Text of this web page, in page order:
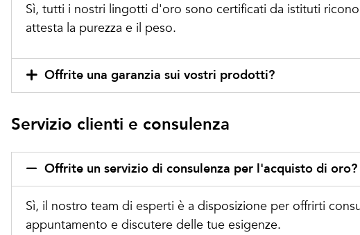
Sì, tutti i nostri lingotti d'oro sono certificati da istituti
attesta la purezza e il peso.
Offrite una garanzia sui vostri prodotti?
Servizio clienti e consulenza
Offrite un servizio di consulenza per l'acquisto di oro?
Sì, il nostro team di esperti è a disposizione per offrirti
appuntamento e discutere delle tue esigenze.